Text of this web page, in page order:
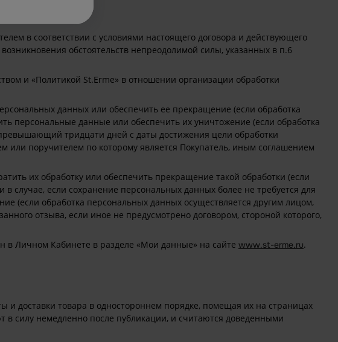
в соответствии с условиями настоящего договора и действующего
обстоятельств непреодолимой силы, указанных в п.6
и «Политикой St.Erme» в отношении организации обработки
данных или обеспечить ее прекращение (если обработка
персональные данные или обеспечить их уничтожение (если обработка
тридцати дней с даты достижения цели обработки
или поручителем по которому является Покупатель, иным соглашением
их обработку или обеспечить прекращение такой обработки (если
если сохранение персональных данных более не требуется для
(если обработка персональных данных осуществляется другим лицом,
отзыва, если иное не предусмотрено договором, стороной которого,
в Личном Кабинете в разделе «Мои данные» на сайте www.st-erme.ru.
доставки товара в одностороннем порядке, помещая их на страницах
в силу немедленно после публикации, и считаются доведенными